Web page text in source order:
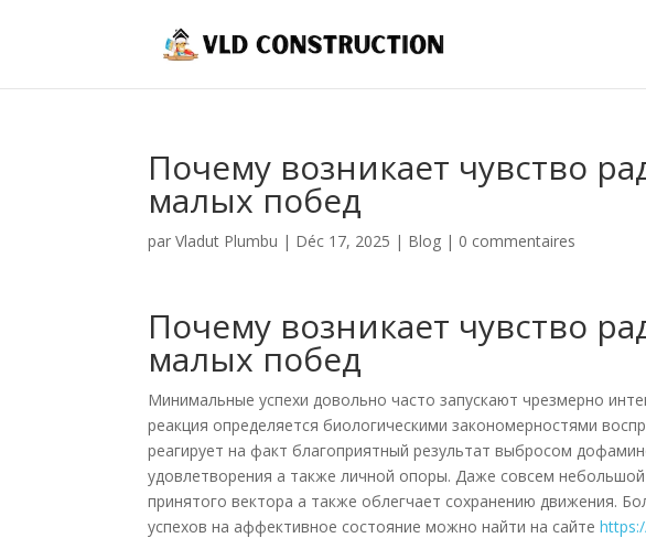
Почему возникает чувство
малых побед
parVladut Plumbu | Déc 17, 2025 | Blog | 0 commentaires
Почему возникает чувство
малых побед
Минимальные успехи довольно часто запускают чрезмерно
реакция определяется биологическими закономерностями
реагирует на факт благоприятный результат выбросом
удовлетворения а также личной опоры. Даже совсем
принятого вектора а также облегчает сохранению движения.
успехов на аффективное состояние можно найти на сайте